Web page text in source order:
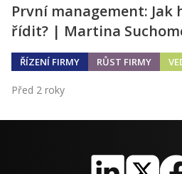
První management: Jak
řídit? | Martina
ŘÍZENÍ FIRMY RŮST FIRMY
Před 2 roky